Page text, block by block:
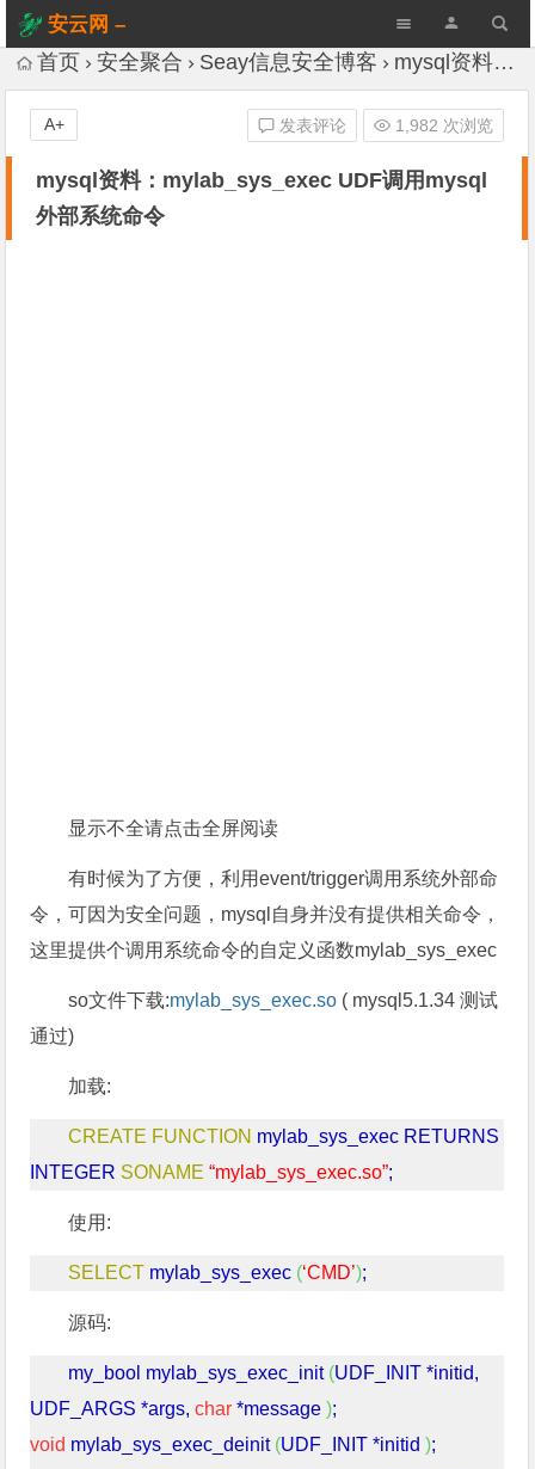
安云网 –
AnYun.ORG
首页 安全聚合 Seay信息安全博客 mysql资料：mylab_sys_exec UDF调用mysql外部系统命令
mysql资料：mylab_sys_exec UDF调用mysql
外部系统命令
发表评论 1,982 次浏览
A+
显示不全请点击全屏阅读
有时候为了方便，利用event/trigger调用系统外部命
令，可因为安全问题，mysql自身并没有提供相关命令，
这里提供个调用系统命令的自定义函数mylab_sys_exec
so文件下载:mylab_sys_exec.so ( mysql5.1.34 测试
通过)
加载:
CREATE FUNCTION mylab_sys_exec RETURNS
INTEGER SONAME “mylab_sys_exec.so”;
使用:
SELECT mylab_sys_exec (‘CMD’);
源码:
my_bool mylab_sys_exec_init (UDF_INIT *initid,
UDF_ARGS *args, char *message );
void mylab_sys_exec_deinit (UDF_INIT *initid );